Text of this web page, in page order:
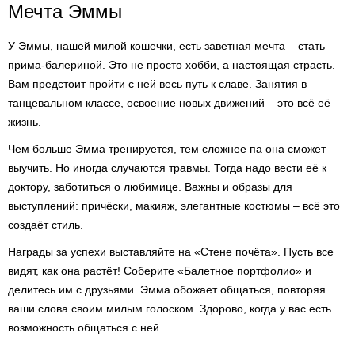
Мечта Эммы
У Эммы, нашей милой кошечки, есть заветная мечта – стать
прима-балериной. Это не просто хобби, а настоящая страсть.
Вам предстоит пройти с ней весь путь к славе. Занятия в
танцевальном классе, освоение новых движений – это всё её
жизнь.
Чем больше Эмма тренируется, тем сложнее па она сможет
выучить. Но иногда случаются травмы. Тогда надо вести её к
доктору, заботиться о любимице. Важны и образы для
выступлений: причёски, макияж, элегантные костюмы – всё это
создаёт стиль.
Награды за успехи выставляйте на «Стене почёта». Пусть все
видят, как она растёт! Соберите «Балетное портфолио» и
делитесь им с друзьями. Эмма обожает общаться, повторяя
ваши слова своим милым голоском. Здорово, когда у вас есть
возможность общаться с ней.